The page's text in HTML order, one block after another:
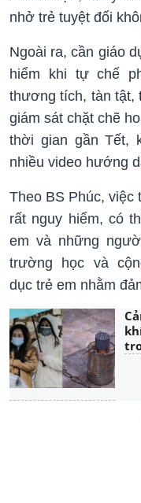
nhở trẻ tuyệt đối
Ngoài ra, cần giáo
hiểm khi tự chế
thương tích, tàn tật,
giám sát chặt chẽ
thời gian gần Tết,
nhiều video hướng
Theo BS Phúc, việc
rất nguy hiểm, có
em và những
trường học và
dục trẻ em nhằm